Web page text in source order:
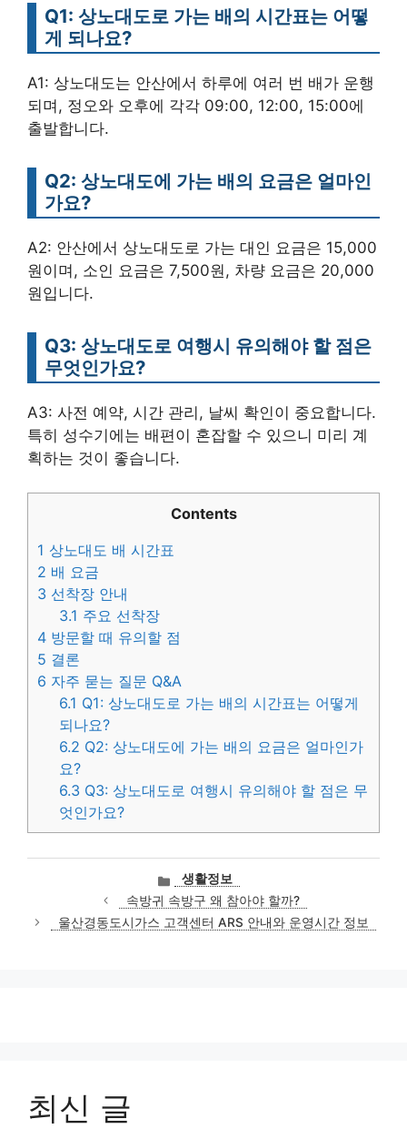
Q1: 상노대도로 가는 배의 시간표는 어떻
게 되나요?
A1: 상노대도는 안산에서 하루에 여러 번 배가 운행
되며, 정오와 오후에 각각 09:00, 12:00, 15:00에
출발합니다.
Q2: 상노대도에 가는 배의 요금은 얼마인
가요?
A2: 안산에서 상노대도로 가는 대인 요금은 15,000
원이며, 소인 요금은 7,500원, 차량 요금은 20,000
원입니다.
Q3: 상노대도로 여행시 유의해야 할 점은
무엇인가요?
A3: 사전 예약, 시간 관리, 날씨 확인이 중요합니다.
특히 성수기에는 배편이 혼잡할 수 있으니 미리 계
획하는 것이 좋습니다.
Contents
1 상노대도 배 시간표
2 배 요금
3 선착장 안내
3.1 주요 선착장
4 방문할 때 유의할 점
5 결론
6 자주 묻는 질문 Q&A
6.1 Q1: 상노대도로 가는 배의 시간표는 어떻게
되나요?
6.2 Q2: 상노대도에 가는 배의 요금은 얼마인가
요?
6.3 Q3: 상노대도로 여행시 유의해야 할 점은 무
엇인가요?
카
테
고
리
생활정보
속방귀 속방구 왜 참아야 할까?
울산경동도시가스 고객센터 ARS 안내와 운영시간 정보
최신 글